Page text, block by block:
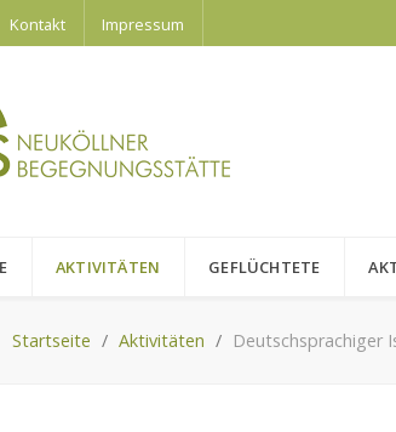
Kontakt Impressum
AKTIVITÄTEN GEFLÜCHTETE
Startseite Aktivitäten Deutschsprachiger